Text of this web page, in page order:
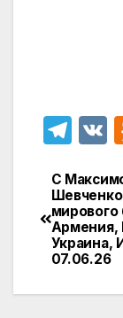
T
e
gr
a
m
по
С
мирового
Армения,
Украина,
07.06.26